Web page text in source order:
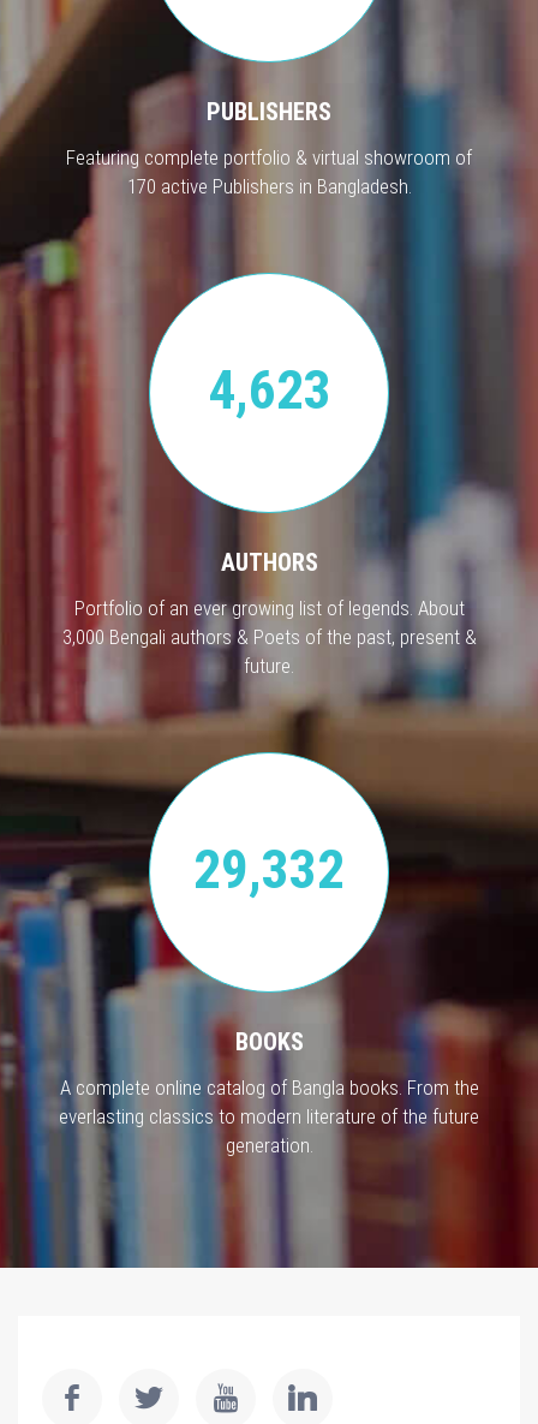
PUBLISHERS
Featuring complete portfolio & virtual showroom of
170 active Publishers in Bangladesh.
4,623
AUTHORS
Portfolio of an ever growing list of legends. About
3,000 Bengali authors & Poets of the past, present &
future.
29,332
BOOKS
A complete online catalog of Bangla books. From the
everlasting classics to modern literature of the future
generation.